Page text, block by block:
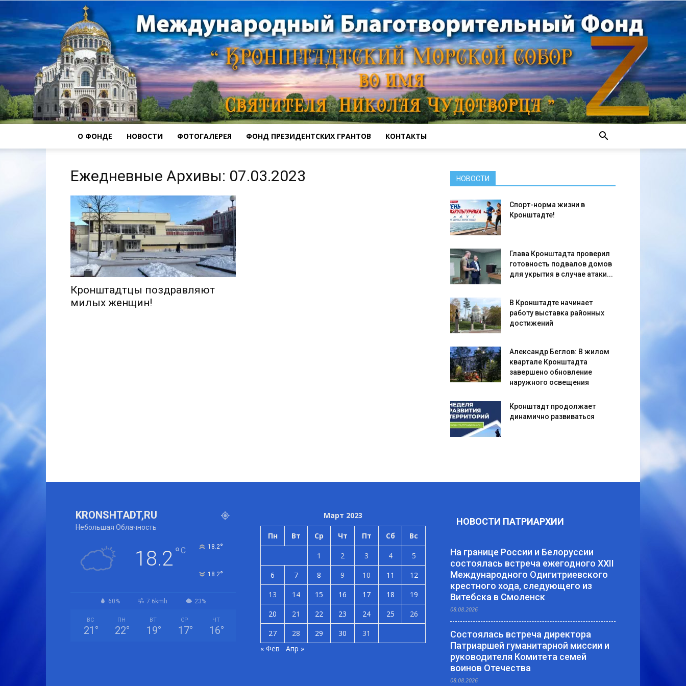
О ФОНДЕ НОВОСТИ ФОТОГАЛЕРЕЯ ФОНД ПРЕЗИДЕНТСКИХ ГРАНТОВ КОНТАКТЫ
Ежедневные Архивы: 07.03.2023
Кронштадтцы поздравляют
милых женщин!
НОВОСТИ
Спорт-норма жизни в
Кронштадте!
Глава Кронштадта проверил
готовность подвалов домов
для укрытия в случае атаки...
В Кронштадте начинает
работу выставка районных
достижений
Александр Беглов: В жилом
квартале Кронштадта
завершено обновление
наружного освещения
Кронштадт продолжает
динамично развиваться
KRONSHTADT,RU
Небольшая Облачность
18.2°C 18.2°
18.2°
60% 7.6kmh 23%
ВС
21 °
ПН
22°
ВТ
19°
СР
17°
ЧТ
16°
Март 2023
Пн Вт Ср Чт Пт Сб Вс
1 2 3 4
5
6
7 8 9 10 11
12
13
14 15 16 17 18
19
20
21 22 23 24 25
26
27
28 29 30
31
« Фев
Апр »
НОВОСТИ ПАТРИАРХИИ
На границе России и Белоруссии
состоялась встреча ежегодного XXII
Международного Одигитриевского
крестного хода, следующего из
Витебска в Смоленск
08.08.2026
Состоялась встреча директора
Патриаршей гуманитарной миссии и
руководителя Комитета семей
воинов Отечества
08.08.2026